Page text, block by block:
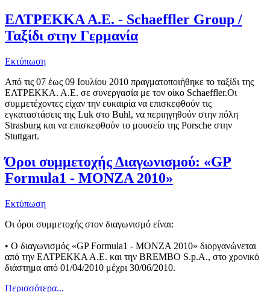
ΕΛΤΡΕΚΚΑ Α.Ε. - Schaeffler Group /
Ταξίδι στην Γερμανία
Εκτύπωση
Από τις 07 έως 09 Ιουλίου 2010 πραγματοποιήθηκε το ταξίδι της
ΕΛΤΡΕΚΚΑ. Α.Ε. σε συνεργασία με τον οίκο Schaeffler.Οι
συμμετέχοντες είχαν την ευκαιρία να επισκεφθούν τις
εγκαταστάσεις της Luk στο Buhl, να περιηγηθούν στην πόλη
Strasburg και να επισκεφθούν το μουσείο της Porsche στην
Stuttgart.
Όροι συμμετοχής Διαγωνισμού: «GP
Formula1 - MONZA 2010»
Εκτύπωση
Οι όροι συμμετοχής στον διαγωνισμό είναι:
• Ο διαγωνισμός «GP Formula1 - MONZA 2010» διοργανώνεται
από την ΕΛΤΡΕΚΚΑ Α.Ε. και την BREMBO S.p.A., στο χρονικό
διάστημα από 01/04/2010 μέχρι 30/06/2010.
Περισσότερα...